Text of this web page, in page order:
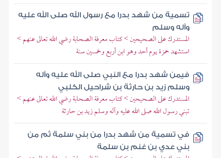
تسمية من شهد بدرا مع رسول الله صلى الله عليه
وآله وسلم
المستدرك على الصحيحين > كتاب معرفة الصحابة رضي الله تعالى عنهم >
استشهد حمزة يوم أحد وهو ابن أربع وخمسين سنة
فيمن شهد بدرا مع النبي صلى الله عليه وآله
وسلم زيد بن حارثة بن شراحيل الكلبي
المستدرك على الصحيحين > كتاب معرفة الصحابة رضي الله تعالى عنهم >
تبني رسول الله صلى الله عليه وآله وسلم زيد بن حارثة
في تسمية من شهد بدرا من بني سلمة ثم من
بني عدي بن غنم بن سلمة